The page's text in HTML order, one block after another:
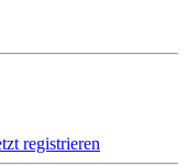
registrieren